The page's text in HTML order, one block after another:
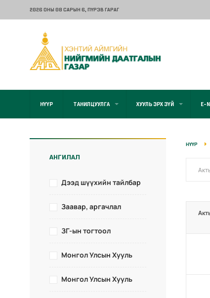
2026 ОНЫ 08 САРЫН 6, ПҮРЭВ ГАРАГ
НҮҮР ТАНИЛЦУУЛГА ХУУЛЬ ЭРХ ЗҮЙ E-
АНГИЛАЛ
Дээд шүүхийн тайлбар
Заавар, аргачлал
ЗГ-ын тогтоол
Монгол Улсын Хууль
Монгол Улсын Хууль
НҮҮР